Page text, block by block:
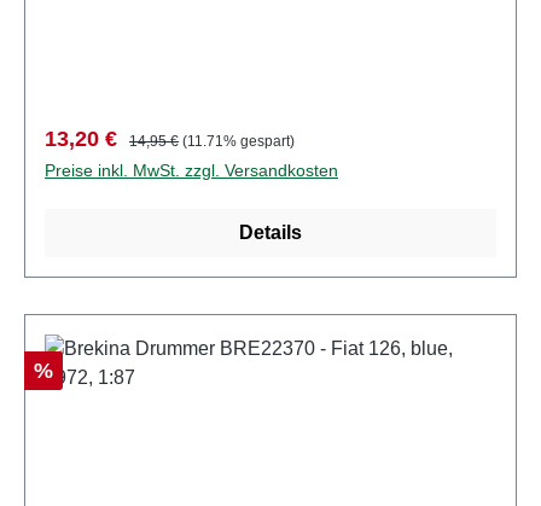
FertigmodellSpur: H0Maßstab: 1:87Material:
KunststoffMarke: FiatModell: Fiat 126Farbe:
Verkaufspreis:
13,20 € Regulärer Preis:
14,95 € (11.71% gespart)
Preise inkl. MwSt. zzgl. Versandkosten
Details
Rabatt
%